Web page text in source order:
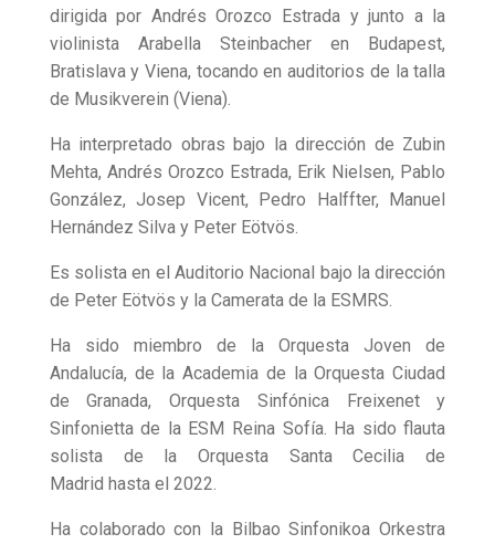
dirigida por Andrés Orozco Estrada y junto a la
violinista Arabella Steinbacher en Budapest,
Bratislava y Viena, tocando en auditorios de la talla
de Musikverein (Viena).
Ha interpretado obras bajo la dirección de Zubin
Mehta, Andrés Orozco Estrada, Erik Nielsen, Pablo
González, Josep Vicent, Pedro Halffter, Manuel
Hernández Silva y Peter Eötvös.
Es solista en el Auditorio Nacional bajo la dirección
de Peter Eötvös y la Camerata de la ESMRS.
Ha sido miembro de la Orquesta Joven de
Andalucía, de la Academia de la Orquesta Ciudad
de Granada, Orquesta Sinfónica Freixenet y
Sinfonietta de la ESM Reina Sofía. Ha sido flauta
solista de la Orquesta Santa Cecilia de
Madrid hasta el 2022.
Ha colaborado con la Bilbao Sinfonikoa Orkestra